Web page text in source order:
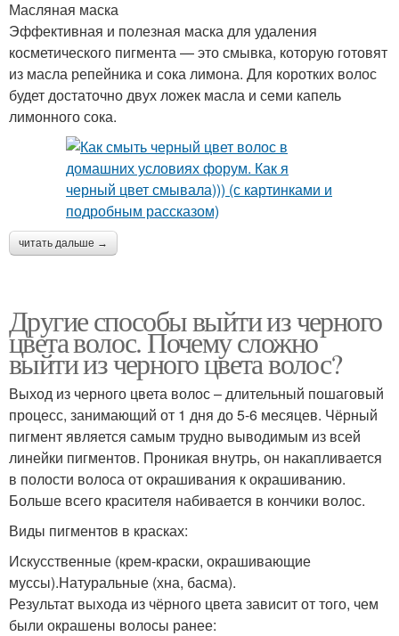
Масляная маска
Эффективная и полезная маска для удаления
косметического пигмента — это смывка, которую готовят
из масла репейника и сока лимона. Для коротких волос
будет достаточно двух ложек масла и семи капель
лимонного сока.
читать дальше →
Другие способы выйти из черного
цвета волос. Почему сложно
выйти из черного цвета волос?
Выход из черного цвета волос – длительный пошаговый
процесс, занимающий от 1 дня до 5-6 месяцев. Чёрный
пигмент является самым трудно выводимым из всей
линейки пигментов. Проникая внутрь, он накапливается
в полости волоса от окрашивания к окрашиванию.
Больше всего красителя набивается в кончики волос.
Виды пигментов в красках:
Искусственные (крем-краски, окрашивающие
муссы).Натуральные (хна, басма).
Результат выхода из чёрного цвета зависит от того, чем
были окрашены волосы ранее: